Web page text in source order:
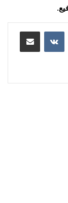
مشاركة عبر البريد